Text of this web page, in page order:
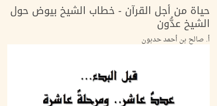
حياة من أجل القرآن - خطاب الشيخ بيوض حول
الشيخ عدُّون
أ. صالح بن أحمد حدبون